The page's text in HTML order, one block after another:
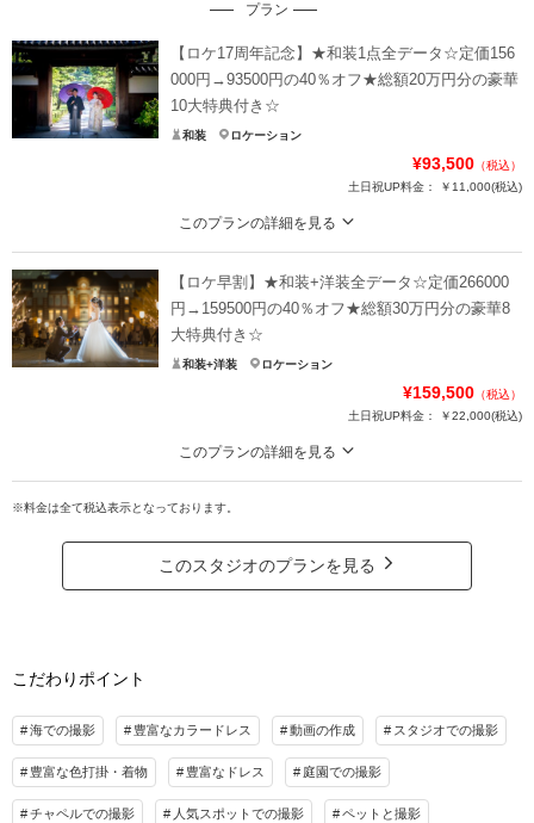
プラン
【ロケ17周年記念】★和装1点全データ☆定価156
000円→93500円の40％オフ★総額20万円分の豪華
10大特典付き☆
和装 ロケーション
¥93,500 （税込）
土日祝UP料金：
￥11,000(税込)
このプランの詳細を見る
【8月15日までの初回オンライン相談成約＆12月28日までの撮影】ロケ撮影場
所は自由に選択可能！家族の同行もスマホ撮影もOK
豪華１０大特典
①OPムービーor打掛2着目
②アルバムorウェルカムボード
⑧撮影リクエスト無料
⑩友人家族撮影無料
プラン詳細
衣装追加 挙式
家族と撮影 家族用衣装レンタル
その他含むもの
【ロケ早割】★和装+洋装全データ☆定価266000
円→159500円の40％オフ★総額30万円分の豪華8
大特典付き☆
和装+洋装 ロケーション
¥159,500 （税込）
土日祝UP料金：
￥22,000(税込)
このプランの詳細を見る
【8月15日までの初回相談会成約＆申込みから3カ月以上先の撮影】3カ月以上
先の撮影を早く申込とお得！家族の同行もスマホ撮影もOK
①カット数＆撮影スポット数無制限・全データ
②衣装UP50％OFF
⑥撮影リクエスト無料
⑧友人家族撮影無料
プラン詳細
撮影料 新婦衣装2着 新郎衣装2着
※料金は全て税込表示となっております。
このスタジオのプランを見る
こだわりポイント
海での撮影 豊富なカラードレス 動画の作成 スタジオでの撮影
豊富な色打掛・着物 豊富なドレス 庭園での撮影
チャペルでの撮影 人気スポットでの撮影 ペットと撮影